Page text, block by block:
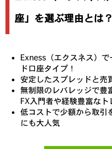
座」を選ぶ理由とは？
Exness（エクスネス）
ド口座タイプ！
安定したスプレッドと売
無制限のレバレッジで豊
FX入門者や経験豊富な
低コストで少額から取引
にも大人気